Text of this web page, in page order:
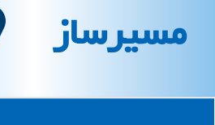
مسیرساز